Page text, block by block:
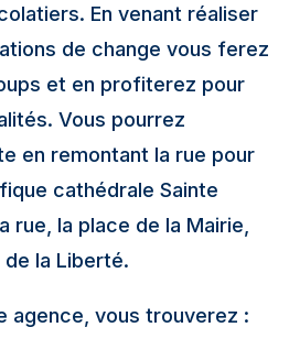
En venant réaliser
de change vous ferez
et en profiterez pour
Vous pourrez
en remontant la rue pour
cathédrale Sainte
rue, la place de la Mairie,
la Liberté.
agence, vous trouverez :